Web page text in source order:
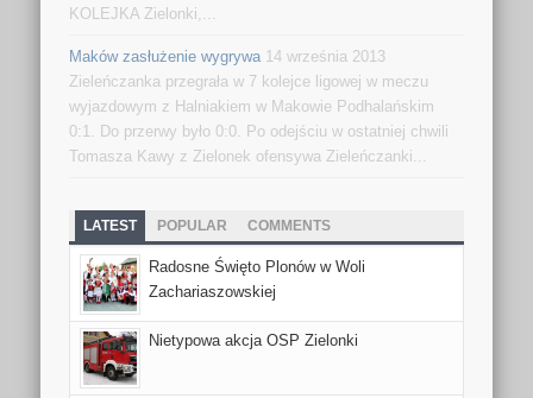
KOLEJKA Zielonki,...
Maków zasłużenie wygrywa 14 września 2013
Zieleńczanka przegrała w 7 kolejce ligowej w meczu
wyjazdowym z Halniakiem w Makowie Podhalańskim
0:1. Do przerwy było 0:0. Po odejściu w ostatniej chwili
Tomasza Kawy z Zielonek ofensywa Zieleńczanki...
LATEST POPULAR COMMENTS
Radosne Święto Plonów w Woli
Zachariaszowskiej
Nietypowa akcja OSP Zielonki